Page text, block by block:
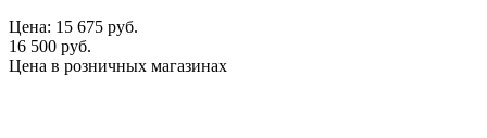
Цена: 15 675 руб.
16 500 руб.
Цена в розничных магазинах